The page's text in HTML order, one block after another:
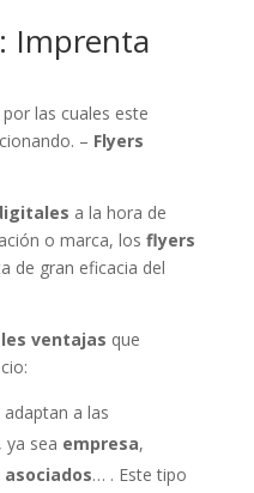
Imprenta
por las cuales este
– Flyers
a la hora de
o marca, los flyers
de gran eficacia del
ventajas que
adaptan a las
, ya sea empresa,
asociados… . Este tipo